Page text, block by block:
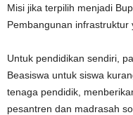
Misi jika terpilih menjadi
Pembangunan infrastruktur
Untuk pendidikan sendiri,
Beasiswa untuk siswa
tenaga pendidik,
pesantren dan madrasah